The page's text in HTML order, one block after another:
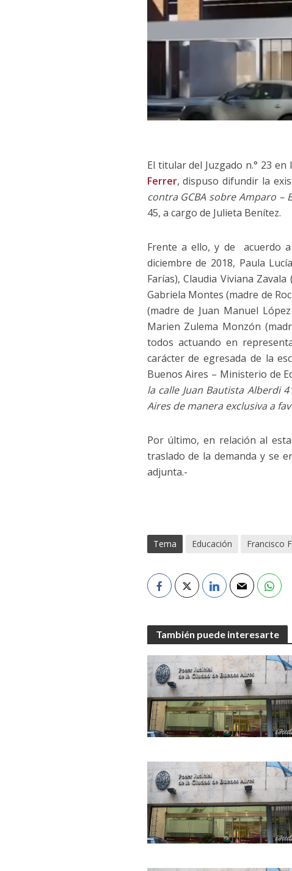
El titular del Juzgado n.° 23
Ferrer, dispuso difundir la
contra GCBA sobre Amparo –
45, a cargo de Julieta Benítez.
Frente a ello, y de acuerdo
diciembre de 2018, Paula
Farías), Claudia Viviana
Gabriela Montes (madre de
(madre de Juan Manuel
Marien Zulema Monzón
todos actuando en
carácter de egresada de la
Buenos Aires – Ministerio de
la calle Juan Bautista Alberdi
Aires de manera exclusiva a
Por último, en relación al
traslado de la demanda y se
adjunta.-
Tema Educación Francisco
También puede interesarte